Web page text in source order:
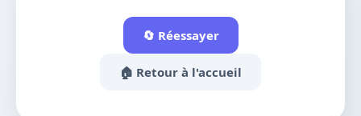
🔄 Réessayer
🏠 Retour à l'accueil